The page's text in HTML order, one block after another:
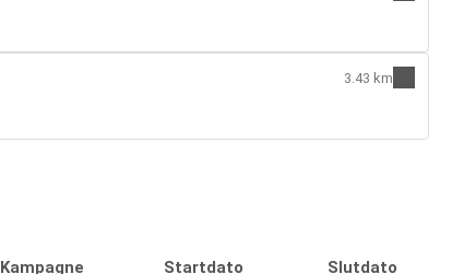
3.43 km
Kampagne Startdato Slutdato